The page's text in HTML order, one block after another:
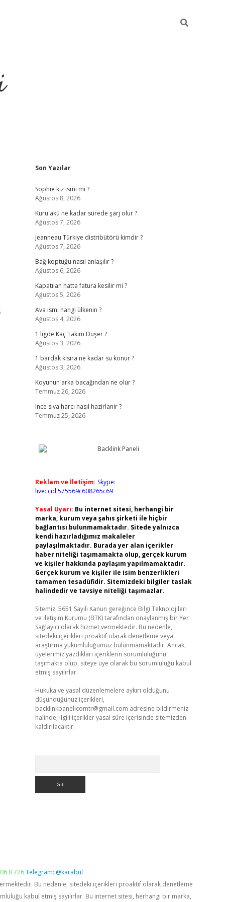
Sidebar
Son Yazılar
Sophie kız ismi mi ?
Ağustos 8, 2026
Kuru akü ne kadar sürede şarj olur ?
Ağustos 7, 2026
Jeanneau Türkiye distribütörü kimdir ?
Ağustos 7, 2026
Bağ koptuğu nasıl anlaşılır ?
Ağustos 6, 2026
Kapatılan hatta fatura kesilir mi ?
Ağustos 5, 2026
Ava ismi hangi ülkenin ?
Ağustos 4, 2026
1 ligde Kaç Takim Düşer ?
Ağustos 3, 2026
1 bardak kisira ne kadar su konur ?
Ağustos 3, 2026
Koyunun arka bacağından ne olur ?
Temmuz 26, 2026
Ince sıva harcı nasıl hazirlanir ?
Temmuz 25, 2026
Reklam ve İletişim: Skype:
live:.cid.575569c608265c69
Yasal Uyarı: Bu internet sitesi, herhangi bir
marka, kurum veya şahıs şirketi ile hiçbir
bağlantısı bulunmamaktadır. Sitede yalnızca
kendi hazırladığımız makaleler
paylaşılmaktadır. Burada yer alan içerikler
haber niteliği taşımamakta olup, gerçek kurum
ve kişiler hakkında paylaşım yapılmamaktadır.
Gerçek kurum ve kişiler ile isim benzerlikleri
tamamen tesadüfidir. Sitemizdeki bilgiler taslak
halindedir ve tavsiye niteliği taşımazlar.
Sitemiz, 5651 Sayılı Kanun gereğince Bilgi Teknolojileri
ve İletişim Kurumu (BTK) tarafından onaylanmış bir Yer
Sağlayıcı olarak hizmet vermektedir. Bu nedenle,
sitedeki içerikleri proaktif olarak denetleme veya
araştırma yükümlülüğümüz bulunmamaktadır. Ancak,
üyelerimiz yazdıkları içeriklerin sorumluluğunu
taşımakta olup, siteye üye olarak bu sorumluluğu kabul
etmiş sayılırlar.
Hukuka ve yasal düzenlemelere aykırı olduğunu
düşündüğünüz içerikleri,
backlinkpanelicomtr@gmail.com adresine bildirmeniz
halinde, ilgili içerikler yasal süre içerisinde sitemizden
kaldırılacaktır.
0 726Telegram: @karabul
Bu nedenle, sitedeki içerikleri proaktif olarak denetleme
kabul etmiş sayılırlar. Bu internet sitesi, herhangi bir marka,